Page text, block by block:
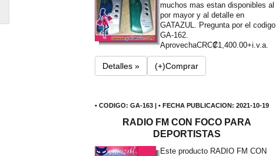
muchos mas estan disponibles al
por mayor y al detalle en
GATAZUL. Pregunta por el codigo
GA-162.
AprovechaCRC₡1,400.00+i.v.a.
Detalles » (+)Comprar
• CODIGO: GA-163 | • FECHA PUBLICACION: 2021-10-19
RADIO FM CON FOCO PARA
DEPORTISTAS
Este producto RADIO FM CON